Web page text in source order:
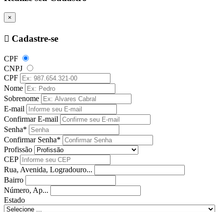
×
Cadastre-se
CPF
CNPJ
CPF
Nome
Sobrenome
E-mail
Confirmar E-mail
Senha*
Confirmar Senha*
Profissão
CEP
Rua, Avenida, Logradouro...
Bairro
Número, Ap...
Estado